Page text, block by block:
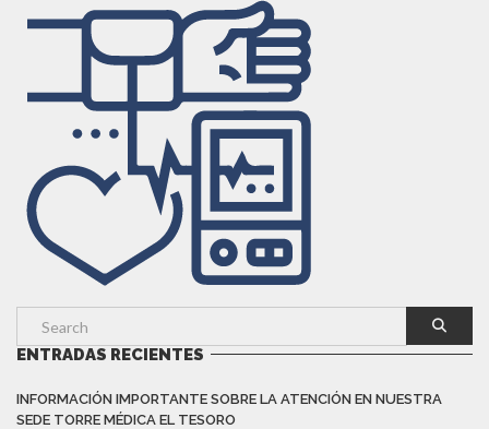
ENTRADAS RECIENTES
INFORMACIÓN IMPORTANTE SOBRE LA ATENCIÓN EN NUESTRA
SEDE TORRE MÉDICA EL TESORO